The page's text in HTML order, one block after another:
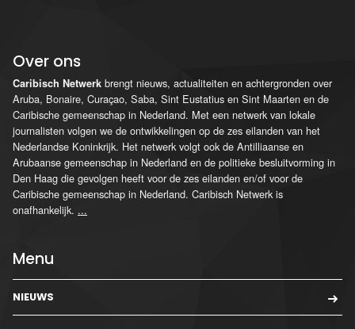
Over ons
Caribisch Netwerk brengt nieuws, actualiteiten en achtergronden over
Aruba, Bonaire, Curaçao, Saba, Sint Eustatius en Sint Maarten en de
Caribische gemeenschap in Nederland. Met een netwerk van lokale
journalisten volgen we de ontwikkelingen op de zes eilanden van het
Nederlandse Koninkrijk. Het netwerk volgt ook de Antilliaanse en
Arubaanse gemeenschap in Nederland en de politieke besluitvorming in
Den Haag die gevolgen heeft voor de zes eilanden en/of voor de
Caribische gemeenschap in Nederland. Caribisch Netwerk is
onafhankelijk. ...
Menu
NIEUWS